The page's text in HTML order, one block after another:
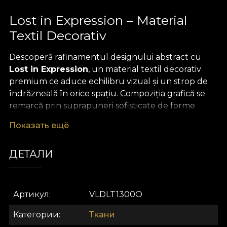
Lost in Expression – Material
Textil Decorativ
Descoperă rafinamentul designului abstract cu
Lost in Expression, un material textil decorativ
premium ce aduce echilibru vizual și un strop de
îndrăzneală în orice spațiu. Compoziția grafică se
remarcă prin suprapuneri sofisticate de forme
subtil, conferind o notă artistică și contemporană
dialog între culori delicate și contraste rafinate,
invitând-ți privirea într-o călătorie vizuală
Versatilitatea acestui material textil premium
recomandă pentru o varietate de proiecte de
design interior. Folosește-l cu încredere pentru
Показать ещё
ДЕТАЛИ
Артикул VLDLT1300O
Категории Ткани